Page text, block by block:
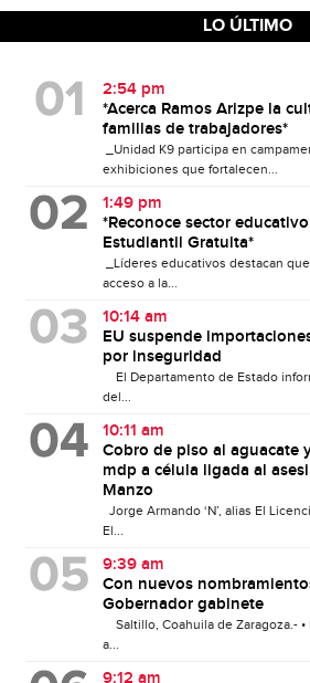
LO ÚLTIMO
2:54 pm
*Acerca Ramos Arizpe la
familias de trabajadores*
_Unidad K9 participa en
exhibiciones que fortalecen...
1:49 pm
*Reconoce sector
Estudiantil Gratuita*
_Líderes educativos destacan
acceso a la...
10:14 am
EU suspende
por inseguridad
El Departamento de Estado
del...
10:11 am
Cobro de piso al aguacate
mdp a célula ligada al
Manzo
Jorge Armando ‘N’, alias El
El...
9:39 am
Con nuevos
Gobernador gabinete
Saltillo, Coahuila de Zaragoza.-
a...
9:12 am